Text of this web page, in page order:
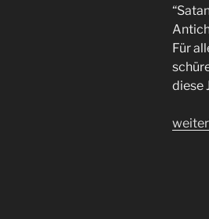
Für
diese
„Folge